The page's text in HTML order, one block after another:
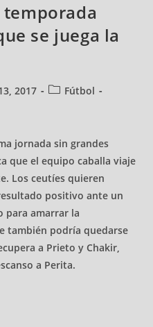
temporada
se juega la
2017
Fútbol
jornada sin grandes
que el equipo caballa viaje
Los ceutíes quieren
positivo ante un
para amarrar la
también podría quedarse
a Prieto y Chakir,
a Perita.